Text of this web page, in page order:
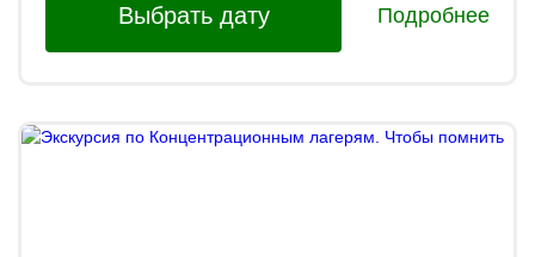
Выбрать дату Подробнее